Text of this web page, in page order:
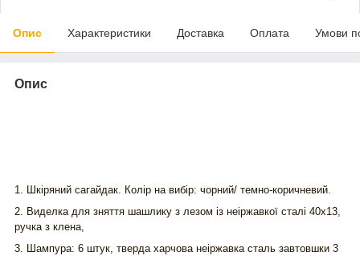
Опис Характеристики Доставка Оплата Умови
Опис
1. Шкіряний сагайдак. Колір на вибір: чорний/ темно-коричневий.
2. Виделка для зняття шашлику з лезом із неіржавкої сталі 40х13,
ручка з клена,
3. Шампура: 6 штук, тверда харчова неіржавка сталь завтовшки 3